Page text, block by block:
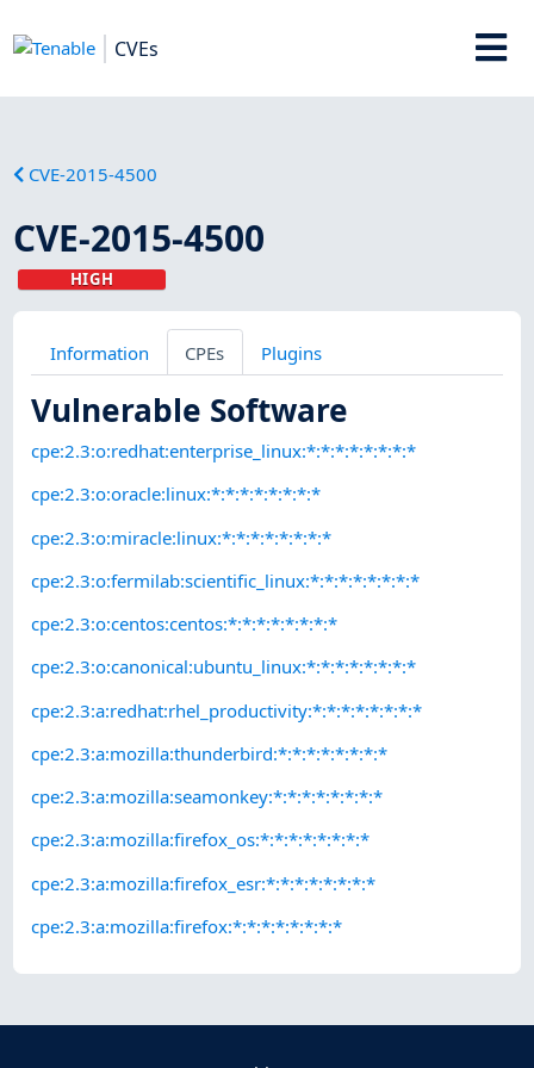
CVEs
CVE-2015-4500
CVE-2015-4500
HIGH
Information CPEs Plugins
Vulnerable Software
cpe:2.3:o:redhat:enterprise_linux:*:*:*:*:*:*:*:*
cpe:2.3:o:oracle:linux:*:*:*:*:*:*:*:*
cpe:2.3:o:miracle:linux:*:*:*:*:*:*:*:*
cpe:2.3:o:fermilab:scientific_linux:*:*:*:*:*:*:*:*
cpe:2.3:o:centos:centos:*:*:*:*:*:*:*:*
cpe:2.3:o:canonical:ubuntu_linux:*:*:*:*:*:*:*:*
cpe:2.3:a:redhat:rhel_productivity:*:*:*:*:*:*:*:*
cpe:2.3:a:mozilla:thunderbird:*:*:*:*:*:*:*:*
cpe:2.3:a:mozilla:seamonkey:*:*:*:*:*:*:*:*
cpe:2.3:a:mozilla:firefox_os:*:*:*:*:*:*:*:*
cpe:2.3:a:mozilla:firefox_esr:*:*:*:*:*:*:*:*
cpe:2.3:a:mozilla:firefox:*:*:*:*:*:*:*:*